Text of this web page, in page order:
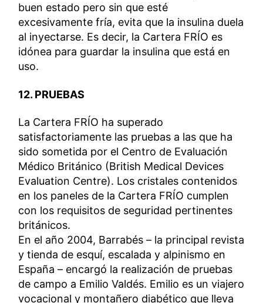
buen estado pero sin que esté
excesivamente fría, evita que la insulina duela
al inyectarse. Es decir, la Cartera FRÍO es
idónea para guardar la insulina que está en
uso.
12. PRUEBAS
La Cartera FRÍO ha superado
satisfactoriamente las pruebas a las que ha
sido sometida por el Centro de Evaluación
Médico Británico (British Medical Devices
Evaluation Centre). Los cristales contenidos
en los paneles de la Cartera FRÍO cumplen
con los requisitos de seguridad pertinentes
británicos.
En el año 2004, Barrabés – la principal revista
y tienda de esquí, escalada y alpinismo en
España – encargó la realización de pruebas
de campo a Emilio Valdés. Emilio es un viajero
vocacional y montañero diabético que lleva